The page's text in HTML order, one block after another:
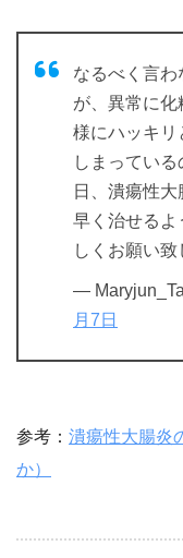
なるべく言
が、異常に
様にハッキリ
しまってい
日、潰瘍性
早く治せるよ
しくお願い
—
月7日
参考： 潰瘍性大腸炎
か）